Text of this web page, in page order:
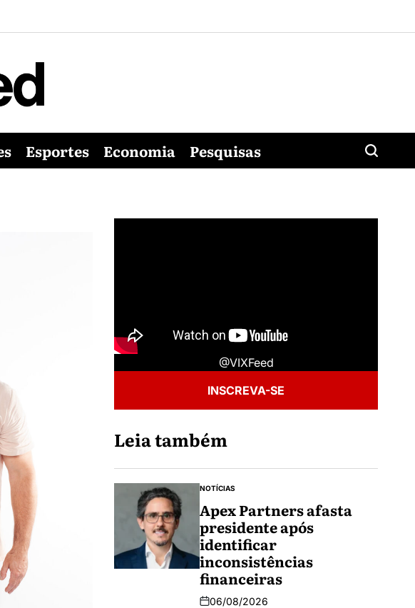
Esportes Economia Pesquisas
@VIXFeed
INSCREVA-SE
Leia também
NOTÍCIAS
Apex Partners afasta
presidente após
identificar
inconsistências
financeiras
06/08/2026